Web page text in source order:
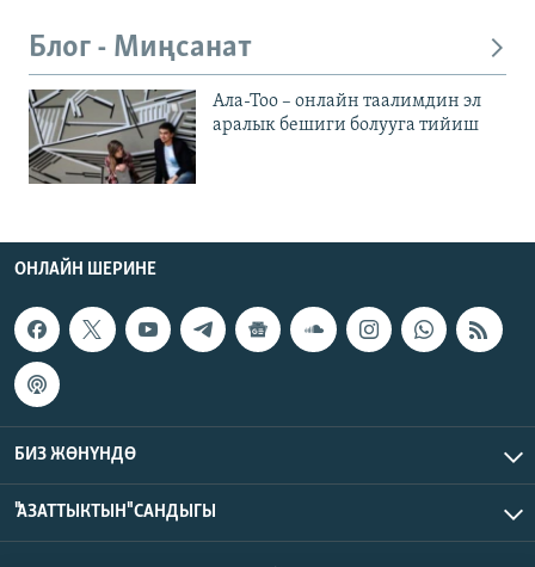
Блог - Миңсанат
Ала-Тоо – онлайн таалимдин эл
аралык бешиги болууга тийиш
ОНЛАЙН ШЕРИНЕ
БИЗ ЖӨНҮНДӨ
"АЗАТТЫКТЫН" САНДЫГЫ